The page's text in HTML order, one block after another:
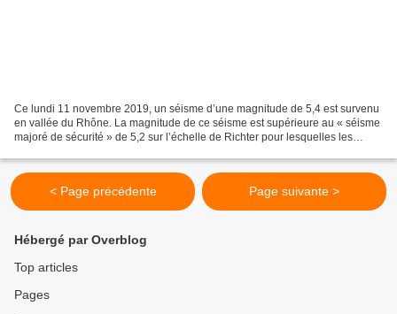
Ce lundi 11 novembre 2019, un séisme d’une magnitude de 5,4 est survenu
en vallée du Rhône. La magnitude de ce séisme est supérieure au « séisme
majoré de sécurité » de 5,2 sur l’échelle de Richter pour lesquelles les
< Page précédente Page suivante >
Hébergé par Overblog
Top articles
Pages